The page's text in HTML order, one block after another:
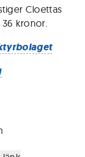
Cloettas
36 kronor.